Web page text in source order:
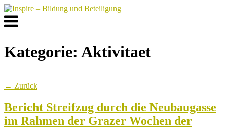
Skip
to
content
Menu
Kategorie: Aktivitaet
← Zurück
Bericht Streifzug durch die Neubaugasse
im Rahmen der Grazer Wochen der